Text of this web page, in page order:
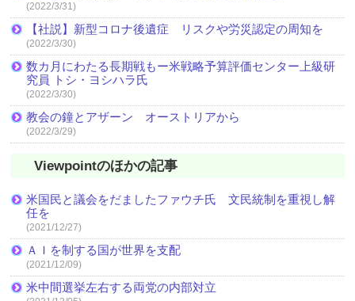
(2022/3/31)
【社説】新型コロナ後遺症 リスクや労災認定の周知を
(2022/3/30)
数カ月にわたる長期戦もー米戦略予算評価センター上級研
究員 トシ・ヨシハラ氏
(2022/3/30)
教会の鐘とアザーン オーストリアから
(2022/3/29)
Viewpointのほかの記事
米国民と議会をだましたファウチ氏 文民統制を重視し解
任を
(2021/12/27)
ＡＩを制する国が世界を支配
(2021/12/09)
米中間選挙左右する両党の内部対立